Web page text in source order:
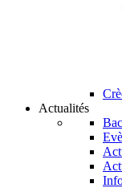
Actualités